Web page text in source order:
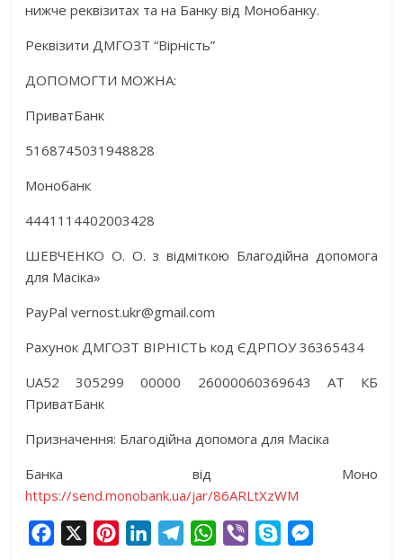
нижче реквізитах та на Банку від Монобанку.
Реквізити ДМГОЗТ “Вірність”
ДОПОМОГТИ МОЖНА:
ПриватБанк
5168745031948828
Монобанк
4441114402003428
ШЕВЧЕНКО О. О. з відміткою Благодійна допомога
для Масіка»
PayPal vernost.ukr@gmail.com
Рахунок ДМГОЗТ ВІРНІСТЬ код ЄДРПОУ 36365434
UA52 305299 00000 26000060369643 АТ КБ
ПриватБанк
Призначення: Благодійна допомога для Масіка
Банка від Моно
https://send.monobank.ua/jar/86ARLtXzWM
W